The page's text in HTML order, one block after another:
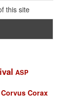
this site
ASP
Corvus Corax